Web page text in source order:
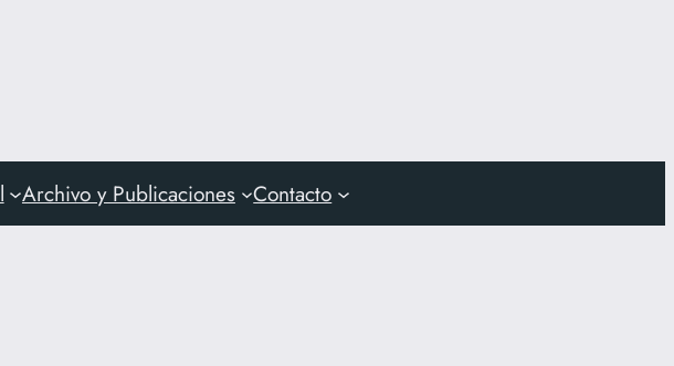
Archivo y Publicaciones Contacto